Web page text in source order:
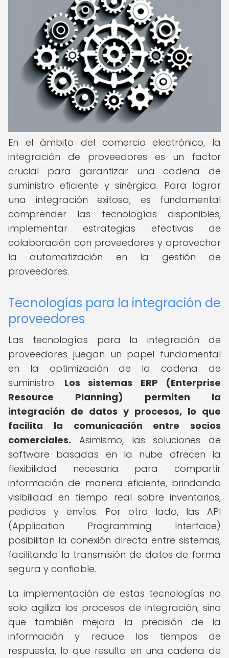
En el ámbito del comercio electrónico, la
integración de proveedores es un factor
crucial para garantizar una cadena de
suministro eficiente y sinérgica. Para lograr
una integración exitosa, es fundamental
comprender las tecnologías disponibles,
implementar estrategias efectivas de
colaboración con proveedores y aprovechar
la automatización en la gestión de
proveedores.
Tecnologías para la integración de
proveedores
Las tecnologías para la integración de
proveedores juegan un papel fundamental
en la optimización de la cadena de
suministro. Los sistemas ERP (Enterprise
Resource Planning) permiten la
integración de datos y procesos, lo que
facilita la comunicación entre socios
comerciales. Asimismo, las soluciones de
software basadas en la nube ofrecen la
flexibilidad necesaria para compartir
información de manera eficiente, brindando
visibilidad en tiempo real sobre inventarios,
pedidos y envíos. Por otro lado, las API
(Application Programming Interface)
posibilitan la conexión directa entre sistemas,
facilitando la transmisión de datos de forma
segura y confiable.
La implementación de estas tecnologías no
solo agiliza los procesos de integración, sino
que también mejora la precisión de la
información y reduce los tiempos de
respuesta, lo que resulta en una cadena de